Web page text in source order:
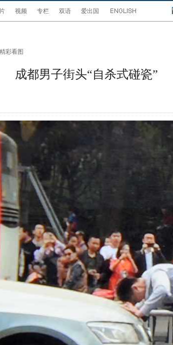
视频 专栏 双语 爱出国
精彩看图
成都男子街头“自杀式碰瓷”